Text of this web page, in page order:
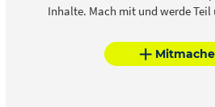
Inhalte. Mach mit und werde